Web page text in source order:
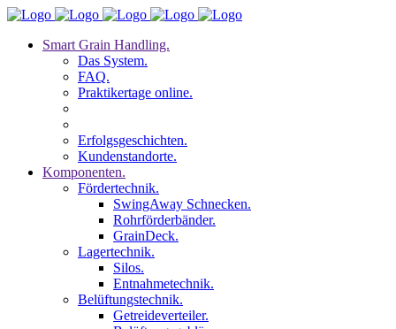
Smart Grain Handling.
Das System.
FAQ.
Praktikertage online.
Erfolgsgeschichten.
Kundenstandorte.
Komponenten.
Fördertechnik.
SwingAway Schnecken.
Rohrförderbänder.
GrainDeck.
Lagertechnik.
Silos.
Entnahmetechnik.
Belüftungstechnik.
Getreideverteiler.